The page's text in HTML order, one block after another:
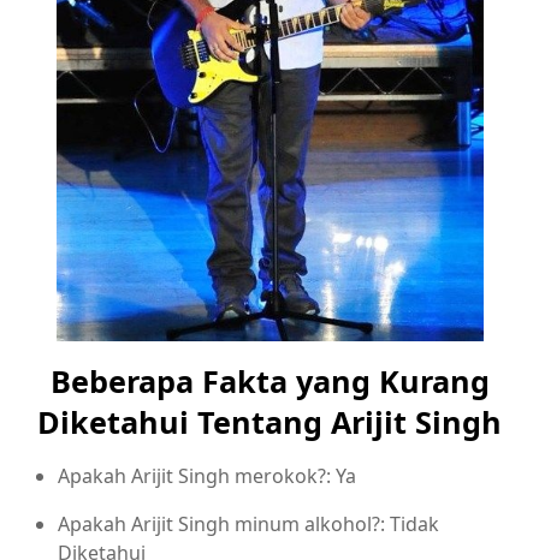
Beberapa Fakta yang Kurang
Diketahui Tentang Arijit Singh
Apakah Arijit Singh merokok?: Ya
Apakah Arijit Singh minum alkohol?: Tidak
Diketahui